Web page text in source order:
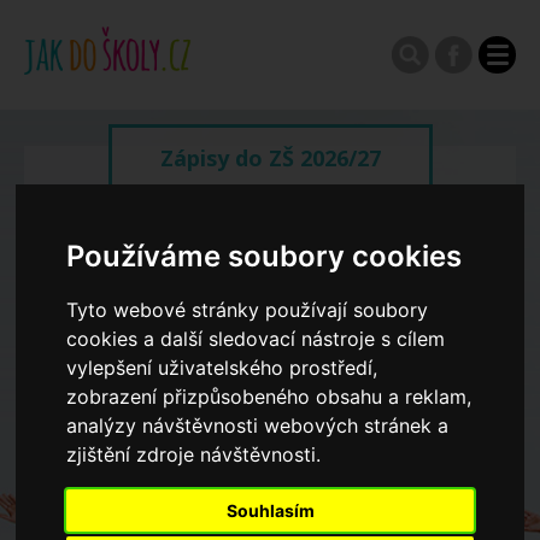
Používáme soubory cookies
Tyto webové stránky používají soubory
cookies a další sledovací nástroje s cílem
vylepšení uživatelského prostředí,
zobrazení přizpůsobeného obsahu a reklam,
analýzy návštěvnosti webových stránek a
zjištění zdroje návštěvnosti.
Souhlasím
Zápisy do ZŠ 2026/27
Spádové oblasti ZŠ
Koncepce školství
Dny otevřených dveří ZŠ